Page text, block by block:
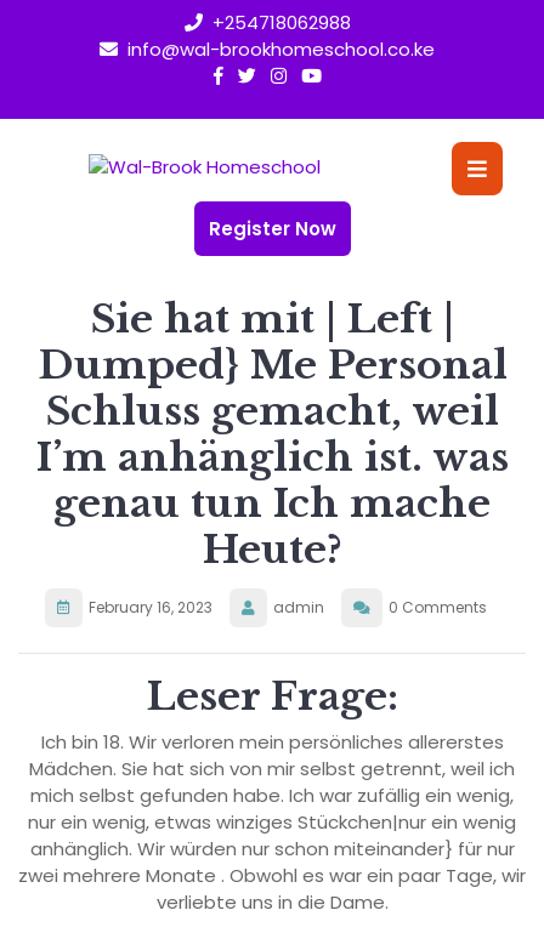
+254718062988
info@wal-brookhomeschool.co.ke
Register Now
Sie hat mit | Left |
Dumped} Me Personal
Schluss gemacht, weil
I’m anhänglich ist. was
genau tun Ich mache
Heute?
February 16, 2023 admin 0 Comments
Leser Frage:
Ich bin 18. Wir verloren mein persönliches allererstes
Mädchen. Sie hat sich von mir selbst getrennt, weil ich
mich selbst gefunden habe. Ich war zufällig ein wenig,
nur ein wenig, etwas winziges Stückchen|nur ein wenig
anhänglich. Wir würden nur schon miteinander} für nur
zwei mehrere Monate . Obwohl es war ein paar Tage, wir
verliebte uns in die Dame.